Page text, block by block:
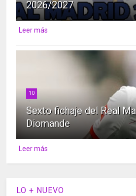
2026/2027
Leer más
10
Sexto fichaje del Real
Diomande
Leer más
LO + NUEVO